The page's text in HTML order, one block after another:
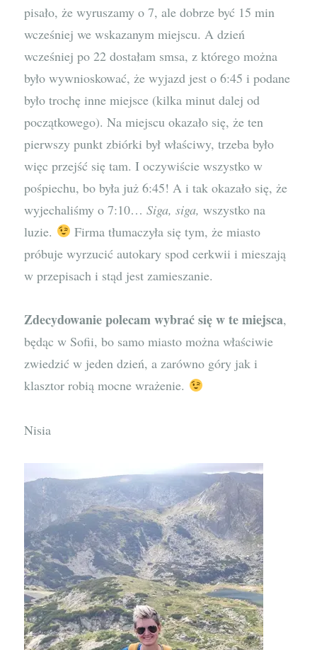
pisało, że wyruszamy o 7, ale dobrze być 15 min
wcześniej we wskazanym miejscu. A dzień
wcześniej po 22 dostałam smsa, z którego można
było wywnioskować, że wyjazd jest o 6:45 i podane
było trochę inne miejsce (kilka minut dalej od
początkowego). Na miejscu okazało się, że ten
pierwszy punkt zbiórki był właściwy, trzeba było
więc przejść się tam. I oczywiście wszystko w
pośpiechu, bo była już 6:45! A i tak okazało się, że
wyjechaliśmy o 7:10…Siga, siga, wszystko na
luzie.
Firma tłumaczyła się tym, że miasto
próbuje wyrzucić autokary spod cerkwii i mieszają
w przepisach i stąd jest zamieszanie.
Zdecydowanie polecam wybrać się w te miejsca,
będąc w Sofii, bo samo miasto można właściwie
zwiedzić w jeden dzień, a zarówno góry jak i
klasztor robią mocne wrażenie.
Nisia